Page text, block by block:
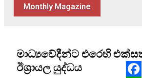
Monthly Magazine
මාධ්‍යවේදීන්ට එරෙහි
ඊශ්‍රායල යුද්ධය